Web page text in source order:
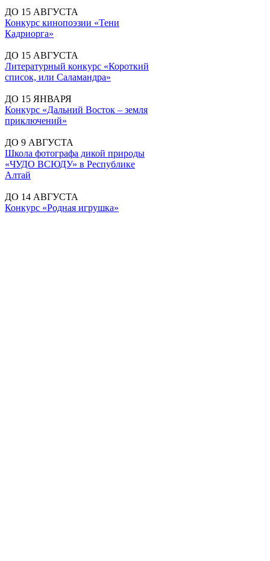
ДО 15 АВГУСТА
Конкурс кинопоэзии «Тени
Кадриорга»
ДО 15 АВГУСТА
Литературный конкурс «Короткий
список, или Саламандра»
ДО 15 ЯНВАРЯ
Конкурс «Дальний Восток – земля
приключений»
ДО 9 АВГУСТА
Школа фотографа дикой природы
«ЧУДО ВСЮДУ» в Республике
Алтай
ДО 14 АВГУСТА
Конкурс «Родная игрушка»